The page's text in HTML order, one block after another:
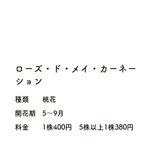
ローズ・ド・メイ・カーネー
ション
種類
桃花
開花期
5〜9月
料金
1株400円 5株以上1株380円